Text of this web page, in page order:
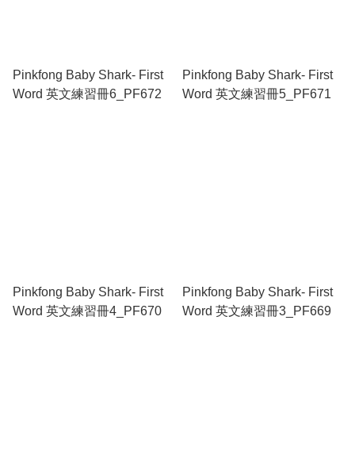
Pinkfong Baby Shark- First
Word 英文練習冊6_PF672
Pinkfong Baby Shark- First
Word 英文練習冊5_PF671
Pinkfong Baby Shark- First
Word 英文練習冊4_PF670
Pinkfong Baby Shark- First
Word 英文練習冊3_PF669